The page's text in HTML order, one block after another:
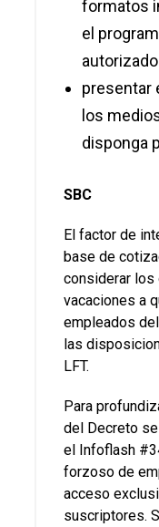
formatos
el
presentar
los
disponga
SBC
El factor de
base de
considerar los
vacaciones a
empleados
las
LFT.
Para
del Decreto
el Infoflash
forzoso de
acceso
suscriptores.